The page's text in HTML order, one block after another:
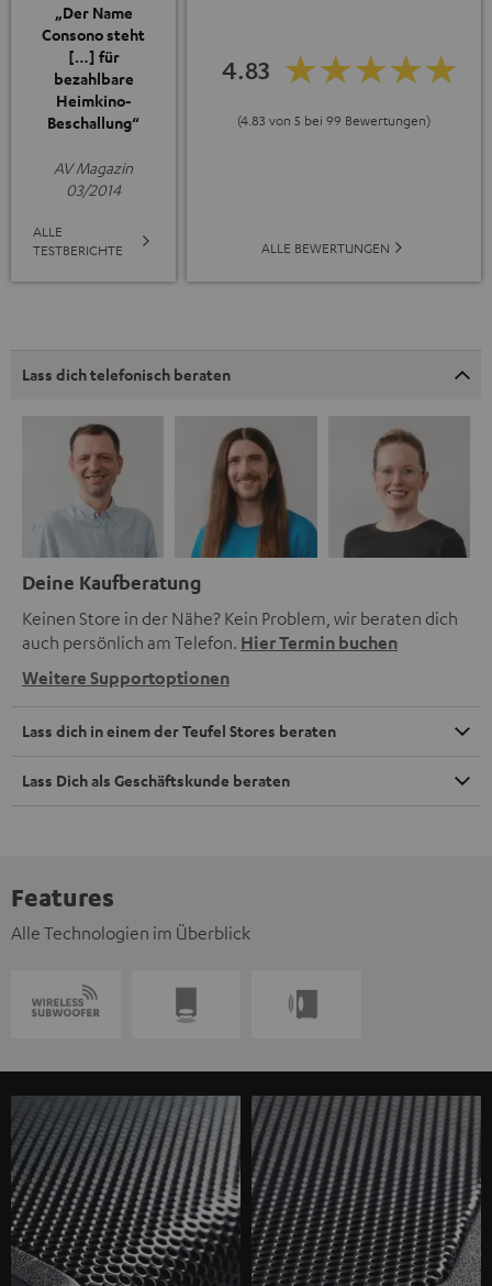
„Der Name
Consono steht
[…] für
bezahlbare
Heimkino-
Beschallung“
AV Magazin
03/2014
ALLE
TESTBERICHTE
4.83
(4.83 von 5 bei 99 Bewertungen)
ALLE BEWERTUNGEN
Lass dich telefonisch beraten
Deine Kaufberatung
Keinen Store in der Nähe? Kein Problem, wir beraten dich
auch persönlich am Telefon. Hier Termin buchen
Weitere Supportoptionen
Lass dich in einem der Teufel Stores beraten
Lass Dich als Geschäftskunde beraten
Features
Alle Technologien im Überblick